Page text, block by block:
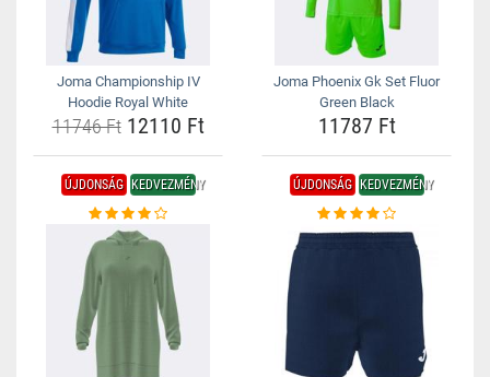
Joma Championship IV
Hoodie Royal White
11746 Ft12110 Ft
Joma Phoenix Gk Set Fluor
Green Black
11787 Ft
ÚJDONSÁG KEDVEZMÉNY ÚJDONSÁG KEDVEZMÉNY